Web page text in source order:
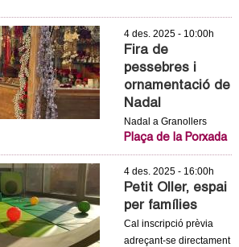
4 des. 2025 - 10:00h
Fira de
pessebres i
ornamentació de
Nadal
Nadal a Granollers
Plaça de la Porxada
4 des. 2025 - 16:00h
Petit Oller, espai
per famílies
Cal inscripció prèvia
adreçant-se directament